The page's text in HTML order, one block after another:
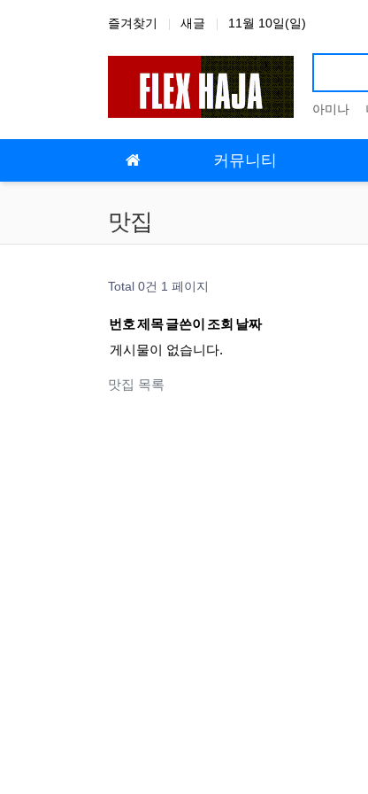
즐겨찾기 새글 11월 10일(일)
아미나
커뮤니티
맛집
Total 0건 1 페이지
맛집 목록
번호제목글쓴이 조회 날짜
게시물이 없습니다.